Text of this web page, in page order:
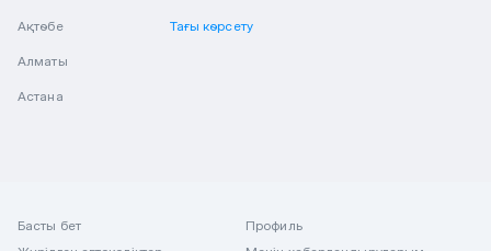
Ақтөбе
Алматы
Астана
Тағы көрсету
Басты бет
Профиль